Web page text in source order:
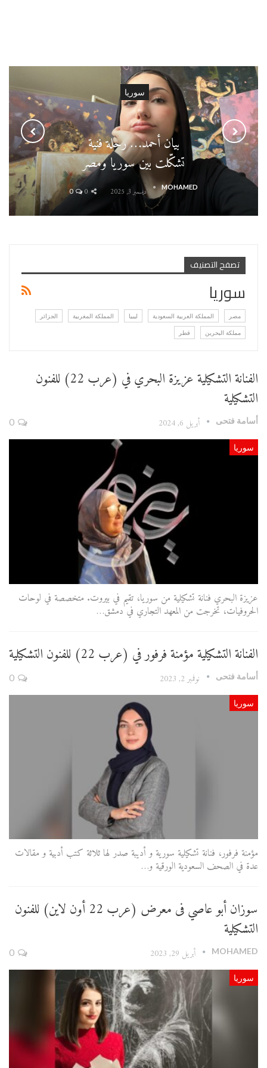
سوريا
بيان أحمد… رحلة فنية
تشكّلت بين سوريا ومصر
MOHAMED ديسمبر 3, 2025 0
تصفح التصنيف
سوريا
مصر المملكة العربية السعودية ليبيا المملكة المغربية
الجزائر
مملكة البحرين
قطر
الفنانة التشكيلية عزيزة البحري في (عرب 22) للفنون
التشكيلية
أسامة فتحى أبريل 6, 2024
سوريا
عزيزة البحري فنانة تشكيلية من سوريا، تقيم في بيروت. متخصصة في لوحات
الحروفيات، تخرجت من المعهد التجاري في دمشق…
الفنانة التشكيلية مؤمنة فرفور في (عرب 22) للفنون التشكيلية
أسامة فتحى نوفمبر 2, 2023
سوريا
مؤمنة فرفور، فنانة تشكيلية سورية و أديبة صدر لها ثلاثة كتب أدبية و مقالات
عدة في الصحف السعودية الورقية و…
سوزان أبو عاصي فى معرض (عرب 22 أون لاين) للفنون
التشكيلية
MOHAMED أبريل 29, 2023
سوريا